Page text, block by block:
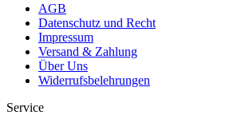
AGB
Datenschutz und Recht
Impressum
Versand & Zahlung
Über Uns
Widerrufsbelehrungen
Service